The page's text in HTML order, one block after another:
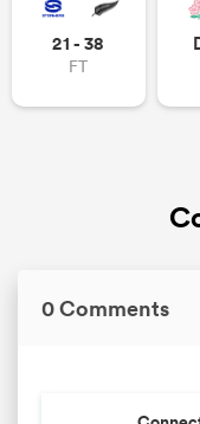
21 - 38
FT
0 Comments